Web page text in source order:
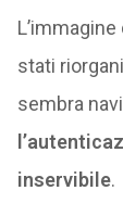
stati
sembra
inservibile.